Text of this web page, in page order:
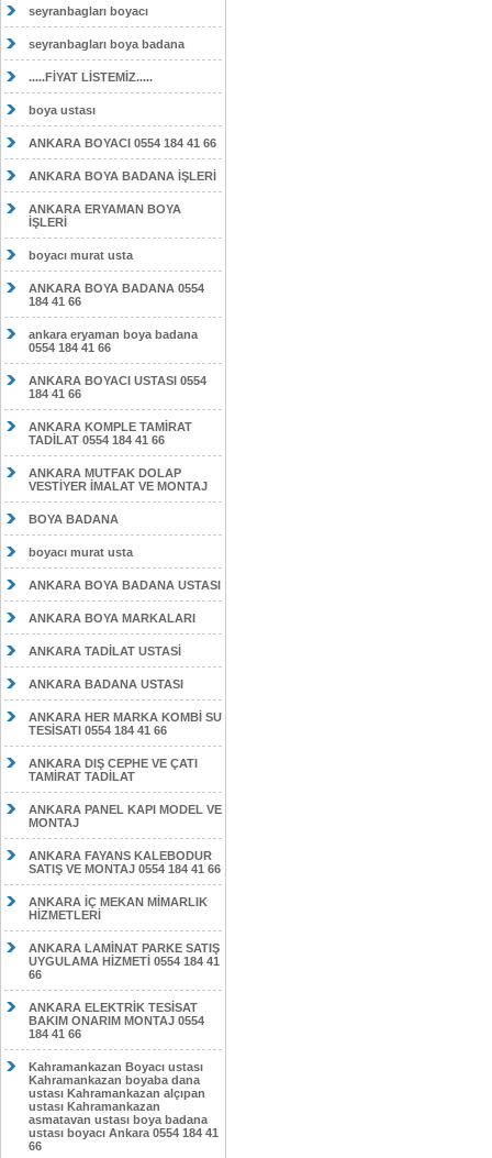
seyranbagları boyacı
seyranbagları boya badana
.....FİYAT LİSTEMİZ.....
boya ustası
ANKARA BOYACI 0554 184 41 66
ANKARA BOYA BADANA İŞLERİ
ANKARA ERYAMAN BOYA
İŞLERİ
boyacı murat usta
ANKARA BOYA BADANA 0554
184 41 66
ankara eryaman boya badana
0554 184 41 66
ANKARA BOYACI USTASI 0554
184 41 66
ANKARA KOMPLE TAMİRAT
TADİLAT 0554 184 41 66
ANKARA MUTFAK DOLAP
VESTİYER İMALAT VE MONTAJ
BOYA BADANA
boyacı murat usta
ANKARA BOYA BADANA USTASI
ANKARA BOYA MARKALARI
ANKARA TADİLAT USTASİ
ANKARA BADANA USTASI
ANKARA HER MARKA KOMBİ SU
TESİSATI 0554 184 41 66
ANKARA DIŞ CEPHE VE ÇATI
TAMİRAT TADİLAT
ANKARA PANEL KAPI MODEL VE
MONTAJ
ANKARA FAYANS KALEBODUR
SATIŞ VE MONTAJ 0554 184 41 66
ANKARA İÇ MEKAN MİMARLIK
HİZMETLERİ
ANKARA LAMİNAT PARKE SATIŞ
UYGULAMA HİZMETİ 0554 184 41
66
ANKARA ELEKTRİK TESİSAT
BAKIM ONARIM MONTAJ 0554
184 41 66
Kahramankazan Boyacı ustası
Kahramankazan boyaba dana
ustası Kahramankazan alçıpan
ustası Kahramankazan
asmatavan ustası boya badana
ustası boyacı Ankara 0554 184 41
66